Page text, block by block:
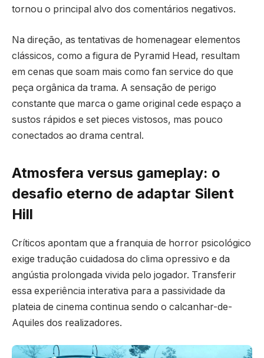
tornou o principal alvo dos comentários negativos.
Na direção, as tentativas de homenagear elementos
clássicos, como a figura de Pyramid Head, resultam
em cenas que soam mais como fan service do que
peça orgânica da trama. A sensação de perigo
constante que marca o game original cede espaço a
sustos rápidos e set pieces vistosos, mas pouco
conectados ao drama central.
Atmosfera versus gameplay: o
desafio eterno de adaptar Silent
Hill
Críticos apontam que a franquia de horror psicológico
exige tradução cuidadosa do clima opressivo e da
angústia prolongada vivida pelo jogador. Transferir
essa experiência interativa para a passividade da
plateia de cinema continua sendo o calcanhar-de-
Aquiles dos realizadores.